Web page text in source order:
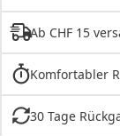
Ab CHF 15
Komfortabler
30 Tage